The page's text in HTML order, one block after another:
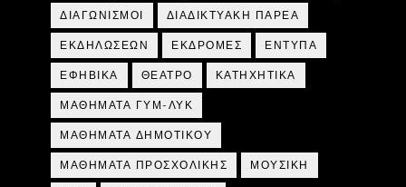
ΔΙΑΓΩΝΙΣΜΟΙ ΔΙΑΔΙΚΤΥΑΚΗ ΠΑΡΕΑ
ΕΚΔΗΛΩΣΕΩΝ ΕΚΔΡΟΜΕΣ ΕΝΤΥΠΑ
ΕΦΗΒΙΚΑ ΘΕΑΤΡΟ ΚΑΤΗΧΗΤΙΚΑ
ΜΑΘΗΜΑΤΑ ΓΥΜ-ΛΥΚ
ΜΑΘΗΜΑΤΑ ΔΗΜΟΤΙΚΟΥ
ΜΑΘΗΜΑΤΑ ΠΡΟΣΧΟΛΙΚΗΣ ΜΟΥΣΙΚΗ